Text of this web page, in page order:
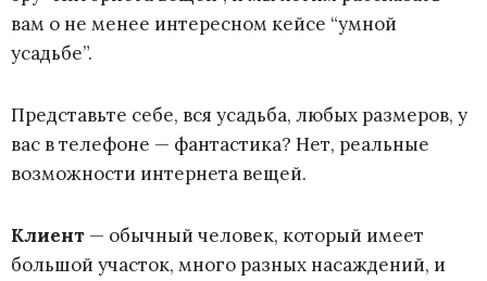
вам о не менее интересном кейсе “умной
усадьбе”.
Представьте себе, вся усадьба, любых размеров, у
вас в телефоне — фантастика? Нет, реальные
возможности интернета вещей.
Клиент — обычный человек, который имеет
большой участок, много разных насаждений, и